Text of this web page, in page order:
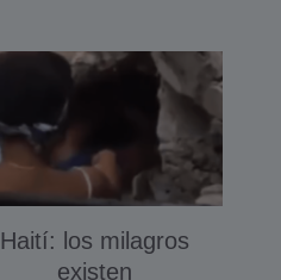
Haití­: los milagros
existen